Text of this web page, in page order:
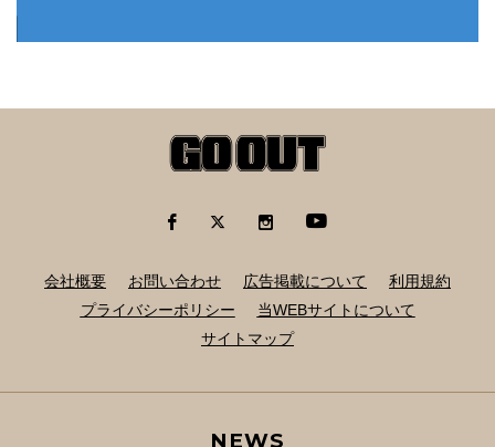
会社概要 お問い合わせ 広告掲載について
利用規約
プライバシーポリシー
当WEBサイトについて
サイトマップ
NEWS